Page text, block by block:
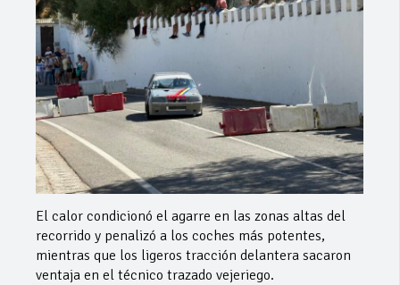
El calor condicionó el agarre en las zonas altas del
recorrido y penalizó a los coches más potentes,
mientras que los ligeros tracción delantera sacaron
ventaja en el técnico trazado vejeriego.